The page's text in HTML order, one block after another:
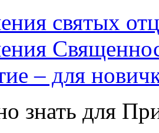
святых
– для
знать для